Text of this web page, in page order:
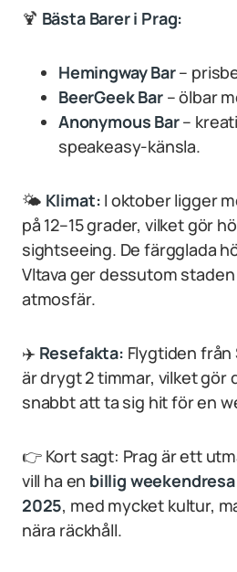
🍹 Bästa Barer i Prag:
Hemingway Bar–
BeerGeek Bar– ölbar
Anonymous Bar–
speakeasy-känsla.
🌤 Klimat: I oktober ligger
på 12–15 grader, vilket gör
sightseeing. De färgglada
Vltava ger dessutom
atmosfär.
✈️ Resefakta: Flygtiden från
är drygt 2 timmar, vilket gör
snabbt att ta sig hit för en
👉 Kort sagt: Prag är ett
vill ha en billig
2025, med mycket kultur,
nära räckhåll.